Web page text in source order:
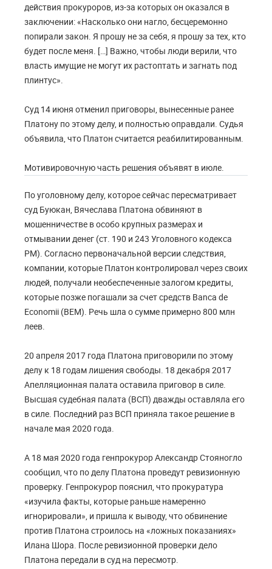
действия прокуроров, из-за которых он оказался в
заключении: «Насколько они нагло, бесцеремонно
попирали закон. Я прошу не за себя, я прошу за тех, кто
будет после меня. […] Важно, чтобы люди верили, что
власть имущие не могут их растоптать и загнать под
плинтус».
Суд 14 июня отменил приговоры, вынесенные ранее
Платону по этому делу, и полностью оправдали. Судья
объявила, что Платон считается реабилитированным.
Мотивировочную часть решения объявят в июле.
По уголовному делу, которое сейчас пересматривает
суд Буюкан, Вячеслава Платона обвиняют в
мошенничестве в особо крупных размерах и
отмывании денег (ст. 190 и 243 Уголовного кодекса
РМ). Согласно первоначальной версии следствия,
компании, которые Платон контролировал через своих
людей, получали необеспеченные залогом кредиты,
которые позже погашали за счет средств Banca de
Economii (BEM). Речь шла о сумме примерно 800 млн
леев.
20 апреля 2017 года Платона приговорили по этому
делу к 18 годам лишения свободы. 18 декабря 2017
Апелляционная палата оставила приговор в силе.
Высшая судебная палата (ВСП) дважды оставляла его
в силе. Последний раз ВСП приняла такое решение в
начале мая 2020 года.
А 18 мая 2020 года генпрокурор Александр Стояногло
сообщил, что по делу Платона проведут ревизионную
проверку. Генпрокурор пояснил, что прокуратура
«изучила факты, которые раньше намеренно
игнорировали», и пришла к выводу, что обвинение
против Платона строилось на «ложных показаниях»
Илана Шора. После ревизионной проверки дело
Платона передали в суд на пересмотр.